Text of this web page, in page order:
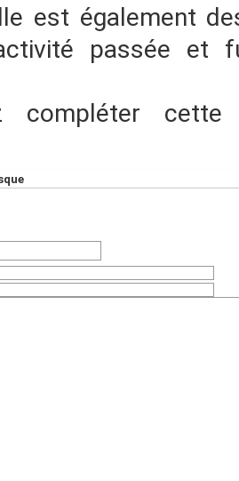
est également
passée et
compléter